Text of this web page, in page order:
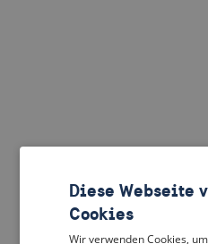
Diese Webseite
Cookies
Wir verwenden Cookies,